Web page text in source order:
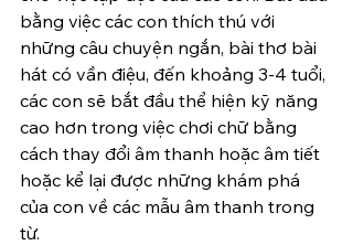
bằng việc các con thích thú với
những câu chuyện ngắn, bài thơ bài
hát có vần điệu, đến khoảng 3-4 tuổi,
các con sẽ bắt đầu thể hiện kỹ năng
cao hơn trong việc chơi chữ bằng
cách thay đổi âm thanh hoặc âm tiết
hoặc kể lại được những khám phá
của con về các mẫu âm thanh trong
từ.